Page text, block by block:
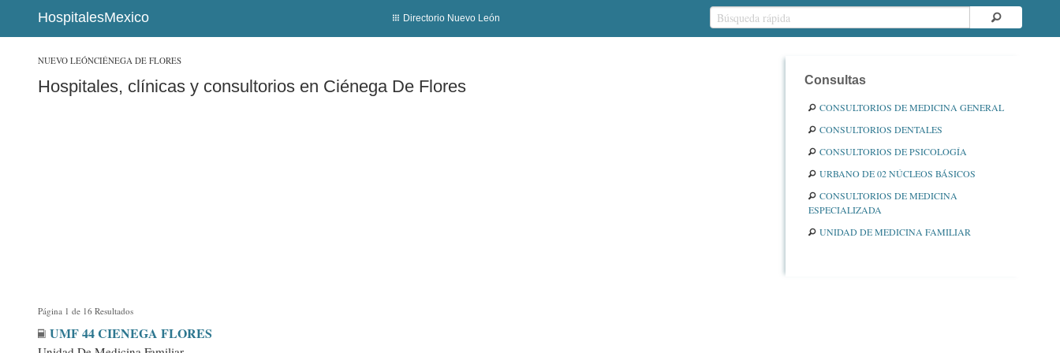
HospitalesMexico Directorio Nuevo León
NUEVO LEÓNCIÉNEGA DE FLORES
Hospitales, clínicas y consultorios en Ciénega De Flores
Página 1 de 16 Resultados
UMF 44 CIENEGA FLORES
Consultas
CONSULTORIOS DE MEDICINA GENERAL
CONSULTORIOS DENTALES
CONSULTORIOS DE PSICOLOGÍA
URBANO DE 02 NÚCLEOS BÁSICOS
CONSULTORIOS DE MEDICINA
ESPECIALIZADA
UNIDAD DE MEDICINA FAMILIAR